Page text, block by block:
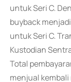
untuk Seri C.
buyback
untuk Seri C.
Kustodian
Total
menjual